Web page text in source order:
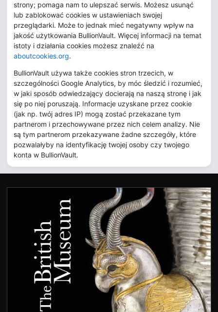
strony; pomaga nam to ulepszać serwis. Możesz usunąć
lub zablokować cookies w ustawieniach swojej
przeglądarki. Może to jednak mieć negatywny wpływ na
jakość użytkowania BullionVault. Więcej informacji na temat
istoty i działania cookies możesz znaleźć na
aboutcookies.org.
BullionVault używa także cookies stron trzecich, w
szczególności Google Analytics, by móc śledzić i rozumieć,
w jaki sposób odwiedzający docierają na naszą stronę i jak
się po niej poruszają. Informacje uzyskane przez cookie
(jak np. twój adres IP) mogą zostać przekazane tym
partnerom i przechowywane przez nich celem analizy. Nie
są tym partnerom przekazywane żadne szczegóły, które
pozwalałyby na identyfikację twojej osoby czy twojego
konta w BullionVault.